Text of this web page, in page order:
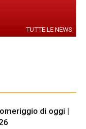
TUTTE LE NEWS
di oggi |